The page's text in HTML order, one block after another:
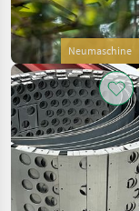
Neumaschine